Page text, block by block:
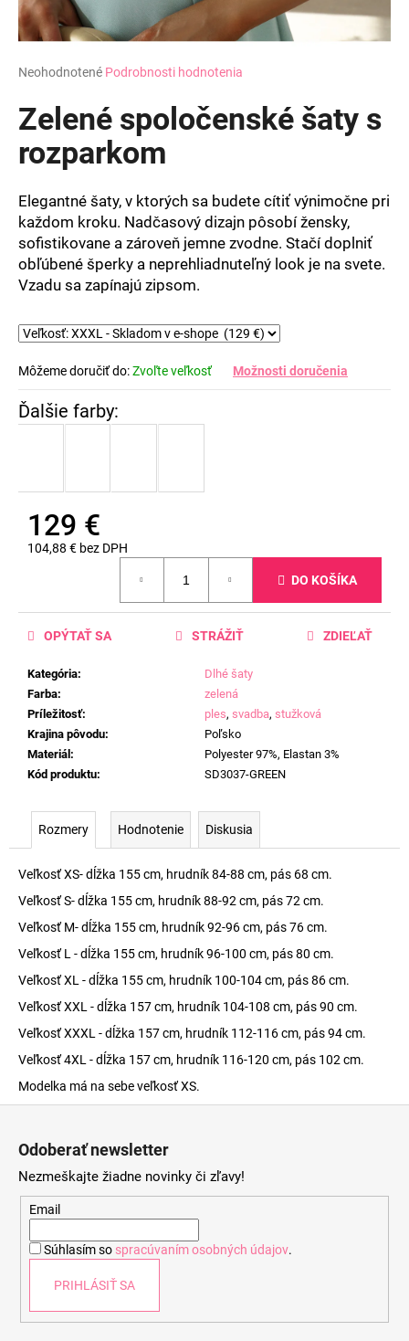
Priemerné
produktu
je
hviezdičiek.
Neohodnotené Podrobnosti hodnotenia
Zelené spoločenské šaty s
rozparkom
Elegantné šaty, v ktorých sa budete cítiť výnimočne pri
každom kroku. Nadčasový dizajn pôsobí žensky,
sofistikovane a zároveň jemne zvodne. Stačí doplniť
obľúbené šperky a neprehliadnuteľný look je na svete.
Vzadu sa zapínajú zipsom.
Môžeme doručiť do:Zvoľte veľkosť Možnosti doručenia
129 €
104,88 € bez DPH
DO KOŠÍKA
Kategória:
Dlhé šaty
Farba:
zelená
Príležitosť: ples, svadba, stužková
Krajina pôvodu:
Poľsko
Materiál :
Polyester 97%, Elastan 3%
Kód produktu: SD3037-GREEN
OPÝTAŤ SA STRÁŽIŤ ZDIEĽAŤ
Rozmery Hodnotenie Diskusia
Veľkosť XS- dĺžka 155 cm, hrudník 84-88 cm, pás 68 cm.
Veľkosť S- dĺžka 155 cm, hrudník 88-92 cm, pás 72 cm.
Veľkosť M- dĺžka 155 cm, hrudník 92-96 cm, pás 76 cm.
Veľkosť L - dĺžka 155 cm, hrudník 96-100 cm, pás 80 cm.
Veľkosť XL - dĺžka 155 cm, hrudník 100-104 cm, pás 86 cm.
Veľkosť XXL - dĺžka 157 cm, hrudník 104-108 cm, pás 90 cm.
Veľkosť XXXL - dĺžka 157 cm, hrudník 112-116 cm, pás 94 cm.
Veľkosť 4XL - dĺžka 157 cm, hrudník 116-120 cm, pás 102 cm.
Modelka má na sebe veľkosť XS.
Odoberať newsletter
Nezmeškajte žiadne novinky či zľavy!
Email
Súhlasím so spracúvaním osobných údajov.
PRIHLÁSIŤ SA